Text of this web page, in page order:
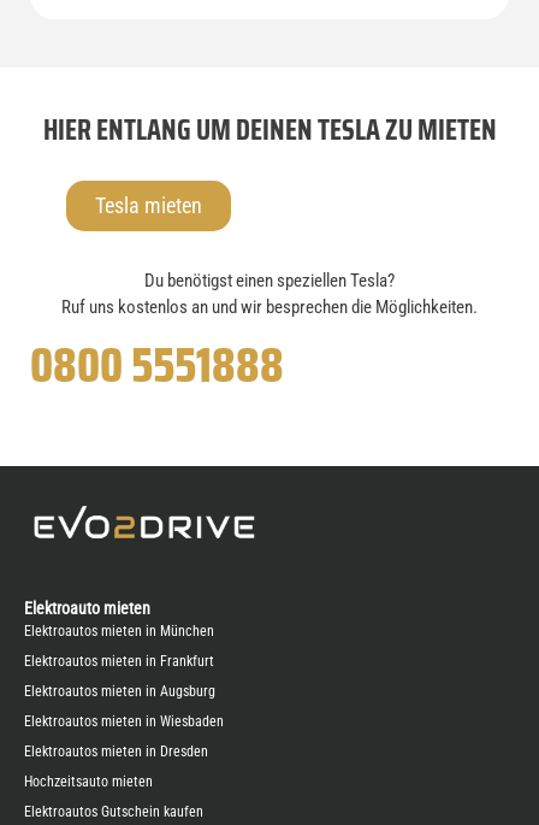
HIER ENTLANG UM DEINEN TESLA ZU MIETEN
Tesla mieten
Du benötigst einen speziellen Tesla?
Ruf uns kostenlos an und wir besprechen die Möglichkeiten.
0800 5551888
Elektroauto mieten
Elektroautos mieten in München
Elektroautos mieten in Frankfurt
Elektroautos mieten in Augsburg
Elektroautos mieten in Wiesbaden
Elektroautos mieten in Dresden
Hochzeitsauto mieten
Elektroautos Gutschein kaufen